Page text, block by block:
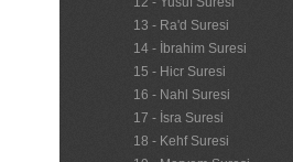
13 - Ra'd Suresi
14 - İbrahim Suresi
15 - Hicr Suresi
16 - Nahl Suresi
17 - İsra Suresi
18 - Kehf Suresi